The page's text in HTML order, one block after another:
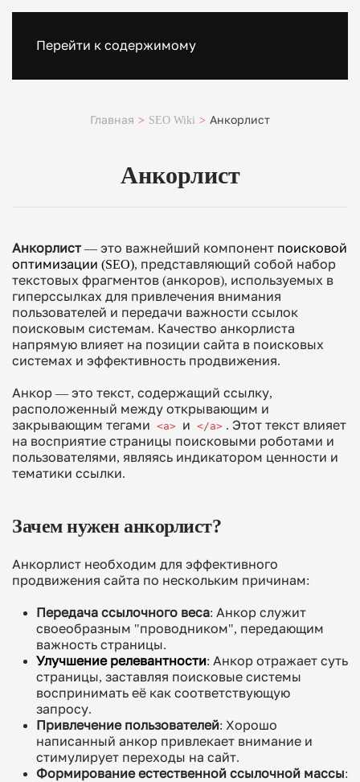
Перейти к содержимому
Главная SEO Wiki Анкорлист
Анкорлист
Анкорлист— это важнейший компонент поисковой
оптимизации (SEO), представляющий собой набор
текстовых фрагментов (анкоров), используемых в
гиперссылках для привлечения внимания
пользователей и передачи важности ссылок
поисковым системам. Качество анкорлиста
напрямую влияет на позиции сайта в поисковых
системах и эффективность продвижения.
Анкор — это текст, содержащий ссылку,
расположенный между открывающим и
закрывающим тегами <a> и </a> . Этот текст влияет
на восприятие страницы поисковыми роботами и
пользователями, являясь индикатором ценности и
тематики ссылки.
Зачем нужен анкорлист?
Анкорлист необходим для эффективного
продвижения сайта по нескольким причинам:
Передача ссылочного веса: Анкор служит
своеобразным "проводником", передающим
важность страницы.
Улучшение релевантности: Анкор отражает суть
страницы, заставляя поисковые системы
воспринимать её как соответствующую
запросу.
Привлечение пользователей: Хорошо
написанный анкор привлекает внимание и
стимулирует переходы на сайт.
Формирование естественной ссылочной массы: